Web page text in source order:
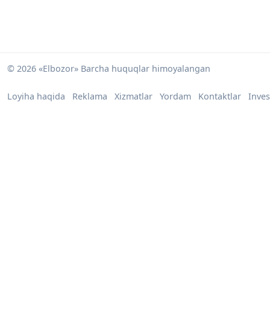
© 2026 «Elbozor» Barcha huquqlar himoyalangan
Loyiha haqida Reklama Xizmatlar Yordam Kontaktlar